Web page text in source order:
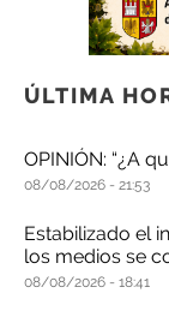
ÚLTIMA
OPINIÓN: “¿A
08/08/2026 21:53
Estabilizado el
los medios se
08/08/2026 18:41